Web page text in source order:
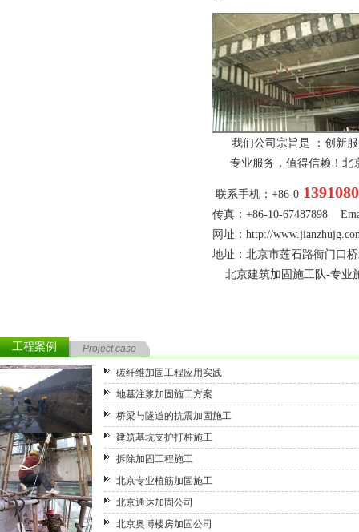
我们公司宗旨是 ：创新服
专业服务，值得信赖！ 北
联系手机：+86-0-
传真：+86-10-67487898
网址： http://
地址：北京市莲石路衙门口
北京建筑加固施工队-专业
工程案例 Project case
碳纤维加固工程应用实践
地基注浆加固施工方案
桥梁与隧道的抗震加固施工
建筑基坑支护打桩施工
拆除加固工程施工
北京专业植筋加固施工
北京通达加固公司
北京奥博楼房加固公司